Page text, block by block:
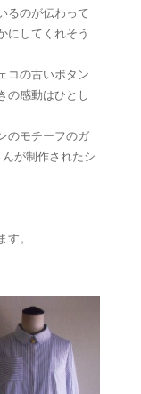
るのが伝わって
にしてくれそう
コの古いボタン
の感動はひとし
のモチーフのガ
が制作されたシ
す。